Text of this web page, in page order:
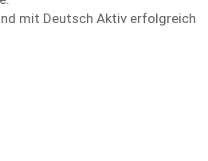
mit Deutsch Aktiv erfolgreich